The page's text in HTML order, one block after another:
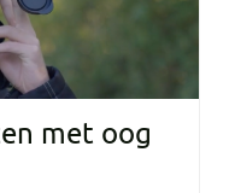
met oog